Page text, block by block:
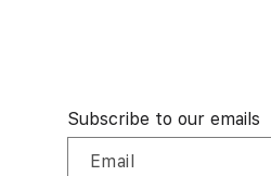
Subscribe to our emails
Email